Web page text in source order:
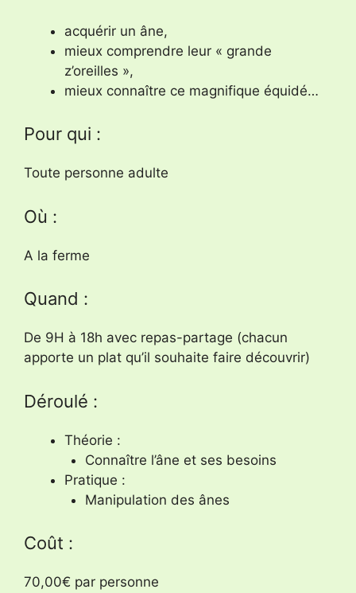
acquérir un âne,
mieux comprendre leur « grande
z’oreilles »,
mieux connaître ce magnifique équidé…
Pour qui :
Toute personne adulte
Où :
A la ferme
Quand :
De 9H à 18h avec repas-partage (chacun
apporte un plat qu’il souhaite faire découvrir)
Déroulé :
Théorie :
Connaître l’âne et ses besoins
Pratique :
Manipulation des ânes
Coût :
70,00€ par personne